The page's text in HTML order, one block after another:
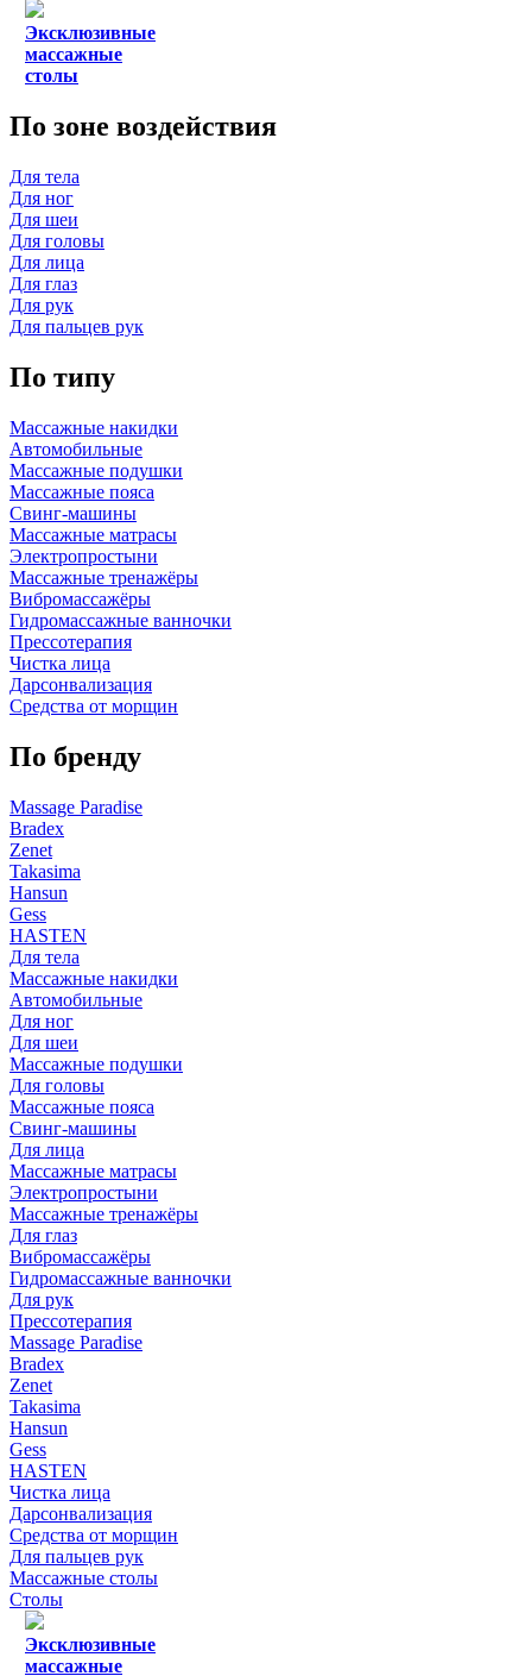
Эксклюзивные
массажные
столы
По зоне воздействия
Для тела
Для ног
Для шеи
Для головы
Для лица
Для глаз
Для рук
Для пальцев рук
По типу
Массажные накидки
Автомобильные
Массажные подушки
Массажные пояса
Свинг-машины
Массажные матрасы
Электропростыни
Массажные тренажёры
Вибромассажёры
Гидромассажные ванночки
Прессотерапия
Чистка лица
Дарсонвализация
Средства от морщин
По бренду
Massage Paradise
Bradex
Zenet
Takasima
Hansun
Gess
HASTEN
Для тела
Массажные накидки
Автомобильные
Для ног
Для шеи
Массажные подушки
Для головы
Массажные пояса
Свинг-машины
Для лица
Массажные матрасы
Электропростыни
Массажные тренажёры
Для глаз
Вибромассажёры
Гидромассажные ванночки
Для рук
Прессотерапия
Massage Paradise
Bradex
Zenet
Takasima
Hansun
Gess
HASTEN
Чистка лица
Дарсонвализация
Средства от морщин
Для пальцев рук
Массажные столы
Столы
Эксклюзивные
массажные